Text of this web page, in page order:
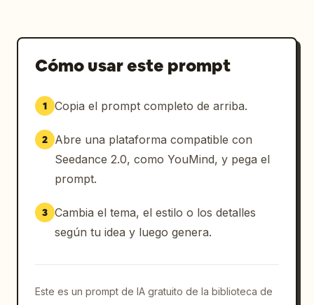
Cómo usar este prompt
1 Copia el prompt completo de arriba.
2
Abre una plataforma compatible con
Seedance 2.0, como YouMind, y pega el
prompt.
3 Cambia el tema, el estilo o los detalles
según tu idea y luego genera.
Este es un prompt de IA gratuito de la biblioteca de